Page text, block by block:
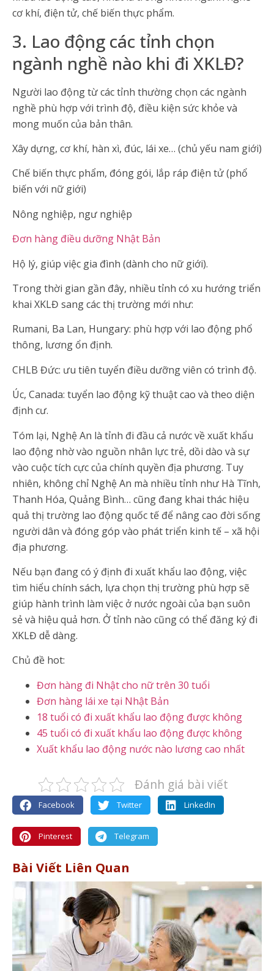
cơ khí, điện tử, chế biến thực phẩm.
3. Lao động các tỉnh chọn
ngành nghề nào khi đi XKLĐ?
Người lao động từ các tỉnh thường chọn các ngành
nghề phù hợp với trình độ, điều kiện sức khỏe và
mong muốn của bản thân.
Xây dựng, cơ khí, hàn xì, đúc, lái xe… (chủ yếu nam giới)
Chế biến thực phẩm, đóng gói, lắp ráp điện tử (phổ
biến với nữ giới)
Nông nghiệp, ngư nghiệp
Đơn hàng điều dưỡng Nhật Bản
Hộ lý, giúp việc gia đình (dành cho nữ giới).
Trong thời gian gần đây, nhiều tỉnh có xu hướng triển
khai XKLĐ sang các thị trường mới như:
Rumani, Ba Lan, Hungary: phù hợp với lao động phổ
thông, lương ổn định.
CHLB Đức: ưu tiên tuyển điều dưỡng viên có trình độ.
Úc, Canada: tuyển lao động kỹ thuật cao và theo diện
định cư.
Tóm lại, Nghệ An là tỉnh đi đầu cả nước về xuất khẩu
lao động nhờ vào nguồn nhân lực trẻ, dồi dào và sự
vào cuộc tích cực của chính quyền địa phương. Tuy
nhiên, không chỉ Nghệ An mà nhiều tỉnh như Hà Tĩnh,
Thanh Hóa, Quảng Bình… cũng đang khai thác hiệu
quả thị trường lao động quốc tế để nâng cao đời sống
người dân và đóng góp vào phát triển kinh tế – xã hội
địa phương.
Nếu bạn đang có ý định đi xuất khẩu lao động, việc
tìm hiểu chính sách, lựa chọn thị trường phù hợp sẽ
giúp hành trình làm việc ở nước ngoài của bạn suôn
sẻ và hiệu quả hơn. Ở tỉnh nào cũng có thể đăng ký đi
XKLĐ dễ dàng.
Chủ đề hot:
Đơn hàng đi Nhật cho nữ trên 30 tuổi
Đơn hàng lái xe tại Nhật Bản
18 tuổi có đi xuất khẩu lao động được không
45 tuổi có đi xuất khẩu lao động được không
Xuất khẩu lao động nước nào lương cao nhất
Đánh giá bài viết
Facebook Twitter LinkedIn
Pinterest Telegram
Bài Viết Liên Quan